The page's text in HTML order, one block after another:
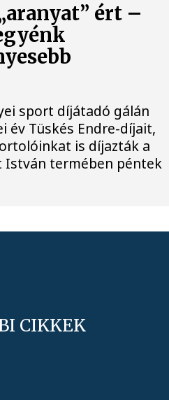
ért –
sport díjátadó gálán
év Tüskés Endre-díjait,
is díjazták a
István termében péntek
CIKKEK